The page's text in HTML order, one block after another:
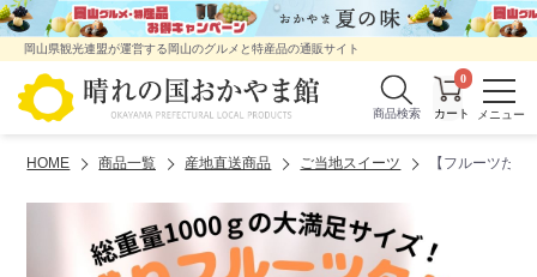
岡山県観光連盟が運営する岡山のグルメと特産品の通販サイト
商品検索
0
HOME 商品一覧 産地直送商品 ご当地スイーツ 【フルーツた